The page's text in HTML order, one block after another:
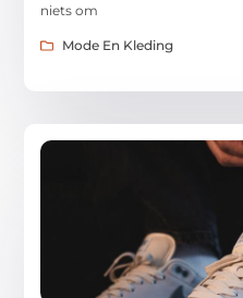
niets om
Mode En Kleding